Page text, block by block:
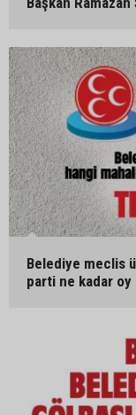
Belediye meclis
parti ne kadar oy